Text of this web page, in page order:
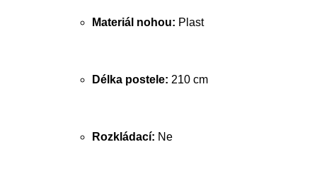
Materiál nohou: Plast
Délka postele: 210 cm
Rozkládací: Ne